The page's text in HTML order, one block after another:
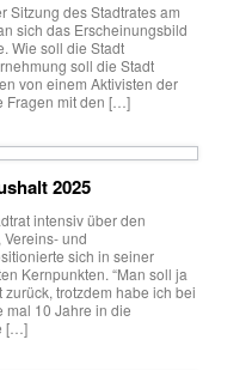
Sitzung des Stadtrates am
sich das Erscheinungsbild
Wie soll die Stadt
soll die Stadt
von einem Aktivisten der
Fragen mit den […]
2025
intensiv über den
und
sich in seiner
Kernpunkten. “Man soll ja
trotzdem habe ich bei
mal 10 Jahre in die
[…]